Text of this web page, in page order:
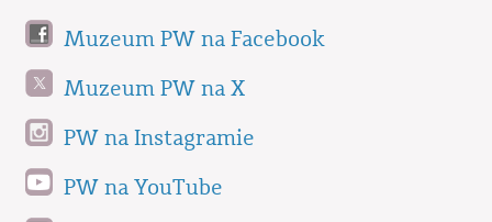
Muzeum PW na Facebook
Muzeum PW na X
PW na Instagramie
PW na YouTube